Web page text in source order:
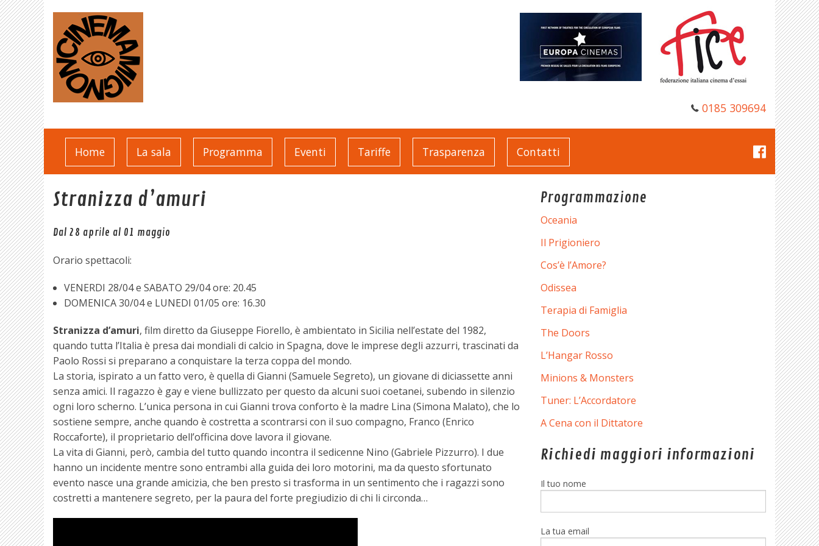
0185 309694
Home La sala Programma Eventi Tariffe Trasparenza Contatti
Stranizza d’amuri
Dal 28 aprile al 01 maggio
Orario spettacoli:
VENERDI 28/04 e SABATO 29/04 ore: 20.45
DOMENICA 30/04 e LUNEDI 01/05 ore: 16.30
Stranizza d’amuri, film diretto da Giuseppe Fiorello, è ambientato in Sicilia nell’estate del 1982,
quando tutta l’Italia è presa dai mondiali di calcio in Spagna, dove le imprese degli azzurri, trascinati da
Paolo Rossi si preparano a conquistare la terza coppa del mondo.
La storia, ispirato a un fatto vero, è quella di Gianni (Samuele Segreto), un giovane di diciassette anni
senza amici. Il ragazzo è gay e viene bullizzato per questo da alcuni suoi coetanei, subendo in silenzio
ogni loro scherno. L’unica persona in cui Gianni trova conforto è la madre Lina (Simona Malato), che lo
sostiene sempre, anche quando è costretta a scontrarsi con il suo compagno, Franco (Enrico
Roccaforte), il proprietario dell’officina dove lavora il giovane.
La vita di Gianni, però, cambia del tutto quando incontra il sedicenne Nino (Gabriele Pizzurro). I due
hanno un incidente mentre sono entrambi alla guida dei loro motorini, ma da questo sfortunato
evento nasce una grande amicizia, che ben presto si trasforma in un sentimento che i ragazzi sono
costretti a mantenere segreto, per la paura del forte pregiudizio di chi li circonda…
Programmazione
Oceania
Il Prigioniero
Cos’è l’Amore?
Odissea
Terapia di Famiglia
The Doors
L’Hangar Rosso
Minions & Monsters
Tuner: L’Accordatore
A Cena con il Dittatore
Richiedi maggiori informazioni
Il tuo nome
La tua email